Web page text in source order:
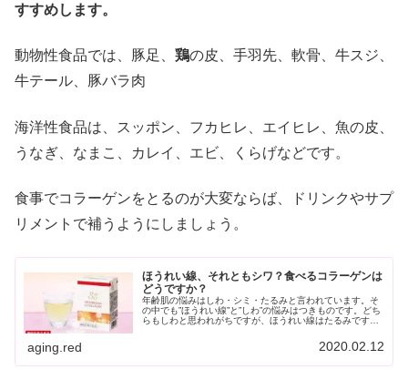
すすめします。
動物性食品では、豚足、 鶏の皮、手羽先、軟骨、牛スジ、
牛テール、豚バラ肉
海洋性食品は、スッポン、フカヒレ、エイヒレ、魚の皮、
うなぎ、なまこ、カレイ、エビ、くらげなどです。
食事でコラーゲンをとるのが大変ならば、ドリンクやサプ
リメントで補うようにしましょう。
ほうれい線、それともシワ？食べるコラーゲンは
どうですか？
年齢肌の悩みはしわ・シミ・たるみと言われています。そ
の中でも”ほうれい線”と”しわ”の悩みはつきものです。どち
らもしわと思われがちですが、ほうれい線はたるみです。
aging.red 2020.02.12